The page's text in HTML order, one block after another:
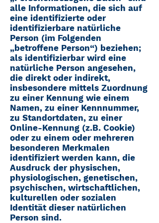
alle Informationen, die sich auf
eine identifizierte oder
identifizierbare natürliche
Person (im Folgenden
„betroffene Person“) beziehen;
als identifizierbar wird eine
natürliche Person angesehen,
die direkt oder indirekt,
insbesondere mittels Zuordnung
zu einer Kennung wie einem
Namen, zu einer Kennnummer,
zu Standortdaten, zu einer
Online-Kennung (z.B. Cookie)
oder zu einem oder mehreren
besonderen Merkmalen
identifiziert werden kann, die
Ausdruck der physischen,
physiologischen, genetischen,
psychischen, wirtschaftlichen,
kulturellen oder sozialen
Identität dieser natürlichen
Person sind.